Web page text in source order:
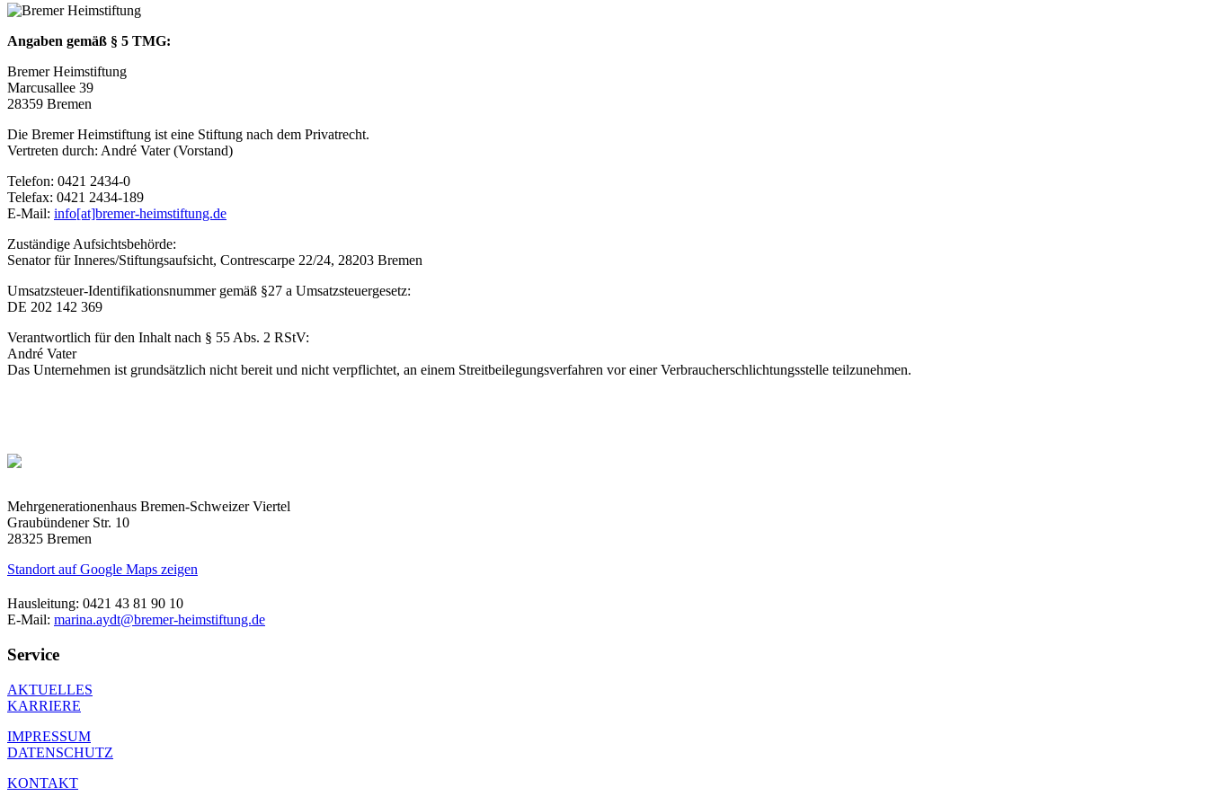
Angaben gemäß § 5 TMG:
Bremer Heimstiftung
Marcusallee 39
28359 Bremen
Die Bremer Heimstiftung ist eine Stiftung nach dem Privatrecht.
Vertreten durch: André Vater (Vorstand)
Telefon: 0421 2434-0
Telefax: 0421 2434-189
E-Mail: info[at]bremer-heimstiftung.de
Zuständige Aufsichtsbehörde:
Senator für Inneres/Stiftungsaufsicht, Contrescarpe 22/24, 28203 Bremen
Umsatzsteuer-Identifikationsnummer gemäß §27 a Umsatzsteuergesetz:
DE 202 142 369
Verantwortlich für den Inhalt nach § 55 Abs. 2 RStV:
André Vater
Das Unternehmen ist grundsätzlich nicht bereit und nicht verpflichtet, an einem Streitbeilegungsverfahren vor einer Verbraucherschlichtungsstelle teilzunehmen.
Mehrgenerationenhaus Bremen-Schweizer Viertel
Graubündener Str. 10
28325 Bremen
Standort auf Google Maps zeigen
Hausleitung: 0421 43 81 90 10
E-Mail: marina.aydt@bremer-heimstiftung.de
Service
AKTUELLES
KARRIERE
IMPRESSUM
DATENSCHUTZ
KONTAKT